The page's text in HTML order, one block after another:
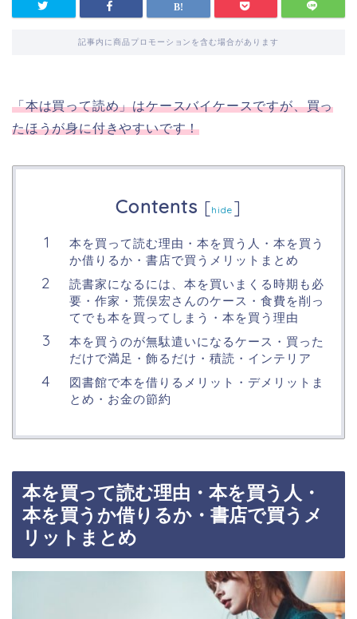
記事内に商品プロモーションを含む場合があります
「本は買って読め」はケースバイケースですが、買っ
たほうが身に付きやすいです！
Contents [hide ]
本を買って読む理由・本を買う人・本を買う
か借りるか・書店で買うメリットまとめ
読書家になるには、本を買いまくる時期も必
要・作家・荒俣宏さんのケース・食費を削っ
てでも本を買ってしまう・本を買う理由
本を買うのが無駄遣いになるケース・買った
だけで満足・飾るだけ・積読・インテリア
図書館で本を借りるメリット・デメリットま
とめ・お金の節約
本を買って読む理由・本を買う人・
本を買うか借りるか・書店で買うメ
リットまとめ